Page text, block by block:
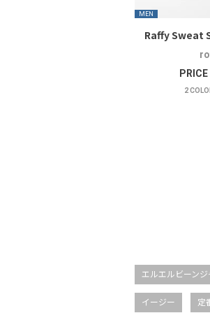
MEN
Raffy Sweat
2
エルエルビーン
イージー 定